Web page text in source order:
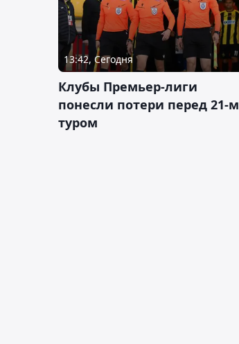
13:42, Сегодня
Клубы Премьер-лиги
понесли потери перед 21-м
туром